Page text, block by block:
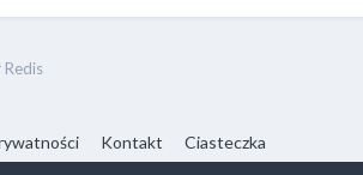
Redis
Kontakt Ciasteczka